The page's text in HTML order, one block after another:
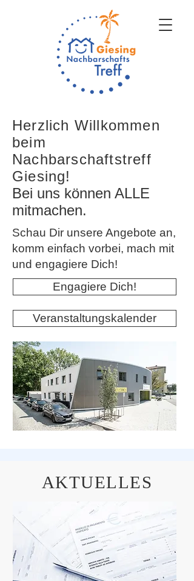
Herzlich Willkommen
beim
Nachbarschaftstreff
Giesing!
Bei uns können ALLE
mitmachen.
Schau Dir unsere Angebote an,
komm einfach vorbei, mach mit
und engagiere Dich!
Engagiere Dich!
Veranstaltungskalender
AKTUELLES